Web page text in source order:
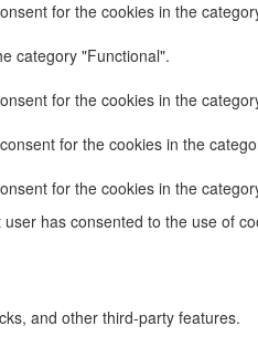
for the cookies in the
category "Functional".
for the cookies in the
for the cookies in the
for the cookies in the
has consented to the use of
and other third-party features.